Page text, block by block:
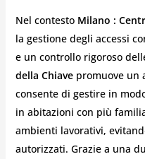
Nel contesto Milano :
la gestione degli accessi
e un controllo rigoroso
della Chiavepromuove un
consente di gestire in
in abitazioni con più
ambienti lavorativi,
autorizzati. Grazie a una